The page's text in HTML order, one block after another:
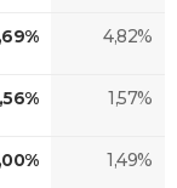
4,82%
1,57%
1,49%